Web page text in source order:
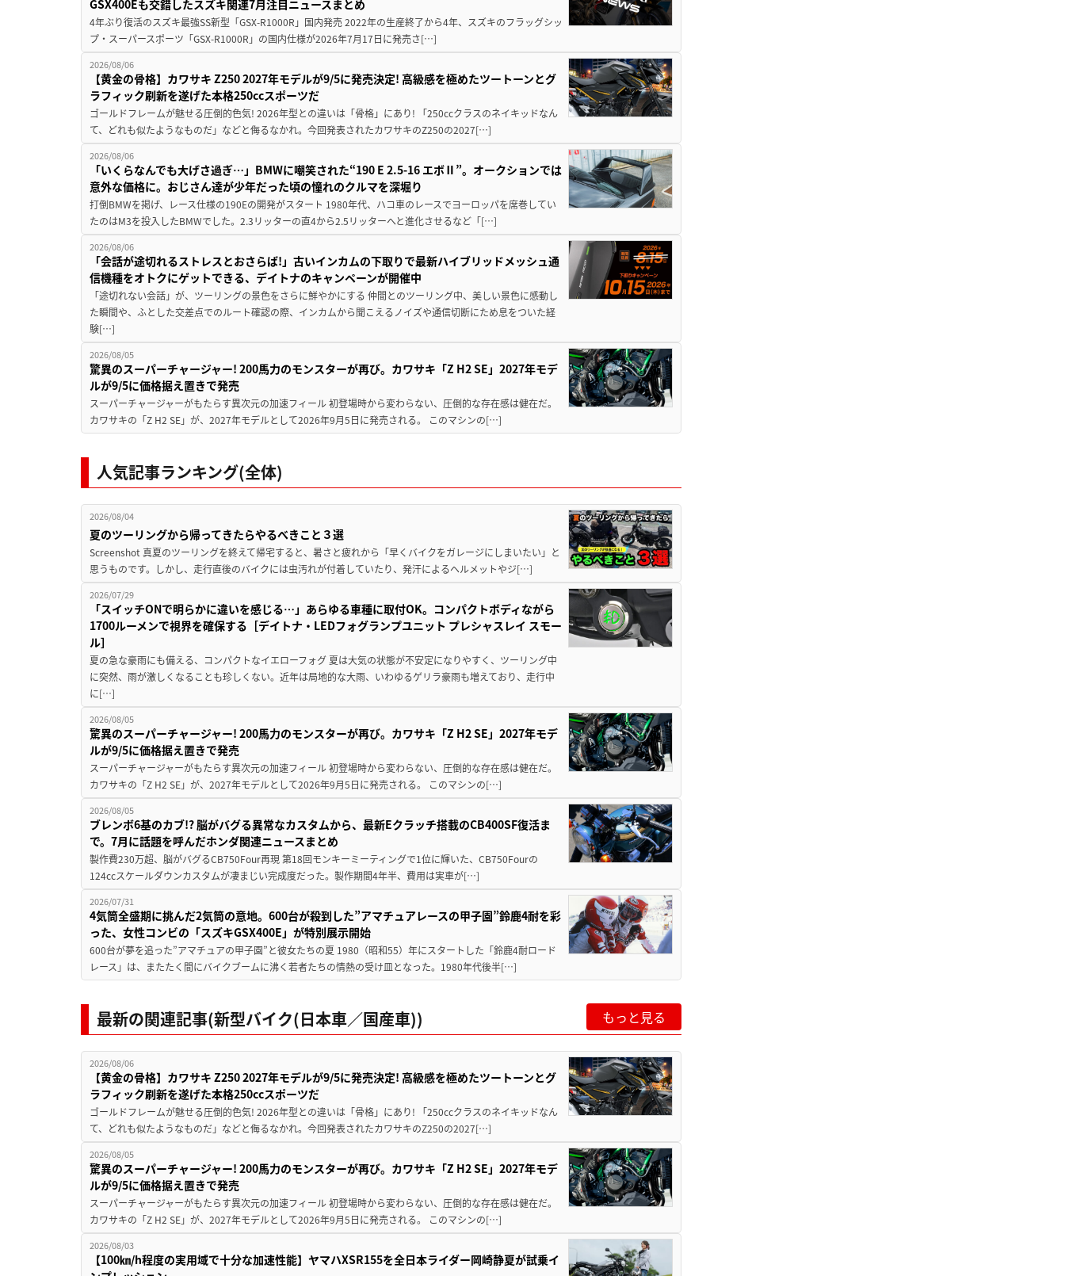
GSX400Eも交錯したスズキ関連7月注目ニュースまとめ
4年ぶり復活のスズキ最強SS新型「GSX-R1000R」国内発売 2022年の生産終了から4年、スズキのフラッグシッ
プ・スーパースポーツ「GSX-R1000R」の国内仕様が2026年7月17日に発売さ[…]
2026/08/06
【黄金の骨格】カワサキ Z250 2027年モデルが9/5に発売決定! 高級感を極めたツートーンとグ
ラフィック刷新を遂げた本格250ccスポーツだ
ゴールドフレームが魅せる圧倒的色気! 2026年型との違いは「骨格」にあり! 「250ccクラスのネイキッドなん
て、どれも似たようなものだ」などと侮るなかれ。今回発表されたカワサキのZ250の2027[…]
2026/08/06
「いくらなんでも大げさ過ぎ…」BMWに嘲笑された“190 E 2.5-16 エボⅡ”。オークションでは
意外な価格に。おじさん達が少年だった頃の憧れのクルマを深堀り
打倒BMWを掲げ、レース仕様の190Eの開発がスタート 1980年代、ハコ車のレースでヨーロッパを席巻してい
たのはM3を投入したBMWでした。2.3リッターの直4から2.5リッターへと進化させるなど「[…]
2026/08/06
「会話が途切れるストレスとおさらば!」古いインカムの下取りで最新ハイブリッドメッシュ通
信機種をオトクにゲットできる、デイトナのキャンペーンが開催中
「途切れない会話」が、ツーリングの景色をさらに鮮やかにする 仲間とのツーリング中、美しい景色に感動し
た瞬間や、ふとした交差点でのルート確認の際、インカムから聞こえるノイズや通信切断にため息をついた経
験[…]
2026/08/05
驚異のスーパーチャージャー! 200馬力のモンスターが再び。カワサキ「Z H2 SE」2027年モデ
ルが9/5に価格据え置きで発売
スーパーチャージャーがもたらす異次元の加速フィール 初登場時から変わらない、圧倒的な存在感は健在だ。
カワサキの「Z H2 SE」が、2027年モデルとして2026年9月5日に発売される。 このマシンの[…]
人気記事ランキング(全体)
2026/08/04
夏のツーリングから帰ってきたらやるべきこと３選
Screenshot 真夏のツーリングを終えて帰宅すると、暑さと疲れから「早くバイクをガレージにしまいたい」と
思うものです。しかし、走行直後のバイクには虫汚れが付着していたり、発汗によるヘルメットやジ[…]
2026/07/29
「スイッチONで明らかに違いを感じる…」あらゆる車種に取付OK。コンパクトボディながら
1700ルーメンで視界を確保する［デイトナ・LEDフォグランプユニット プレシャスレイ スモー
ル］
夏の急な豪雨にも備える、コンパクトなイエローフォグ 夏は大気の状態が不安定になりやすく、ツーリング中
に突然、雨が激しくなることも珍しくない。近年は局地的な大雨、いわゆるゲリラ豪雨も増えており、走行中
に[…]
2026/08/05
驚異のスーパーチャージャー! 200馬力のモンスターが再び。カワサキ「Z H2 SE」2027年モデ
ルが9/5に価格据え置きで発売
スーパーチャージャーがもたらす異次元の加速フィール 初登場時から変わらない、圧倒的な存在感は健在だ。
カワサキの「Z H2 SE」が、2027年モデルとして2026年9月5日に発売される。 このマシンの[…]
2026/08/05
ブレンボ6基のカブ!? 脳がバグる異常なカスタムから、最新Eクラッチ搭載のCB400SF復活ま
で。7月に話題を呼んだホンダ関連ニュースまとめ
製作費230万超、脳がバグるCB750Four再現 第18回モンキーミーティングで1位に輝いた、CB750Fourの
124ccスケールダウンカスタムが凄まじい完成度だった。製作期間4年半、費用は実車が[…]
2026/07/31
4気筒全盛期に挑んだ2気筒の意地。600台が殺到した”アマチュアレースの甲子園”鈴鹿4耐を彩
った、女性コンビの「スズキGSX400E」が特別展示開始
600台が夢を追った”アマチュアの甲子園”と彼女たちの夏 1980（昭和55）年にスタートした「鈴鹿4耐ロード
レース」は、またたく間にバイクブームに沸く若者たちの情熱の受け皿となった。1980年代後半[…]
最新の関連記事(新型バイク(日本車／国産車)) もっと見る
2026/08/06
【黄金の骨格】カワサキ Z250 2027年モデルが9/5に発売決定! 高級感を極めたツートーンとグ
ラフィック刷新を遂げた本格250ccスポーツだ
ゴールドフレームが魅せる圧倒的色気! 2026年型との違いは「骨格」にあり! 「250ccクラスのネイキッドなん
て、どれも似たようなものだ」などと侮るなかれ。今回発表されたカワサキのZ250の2027[…]
2026/08/05
驚異のスーパーチャージャー! 200馬力のモンスターが再び。カワサキ「Z H2 SE」2027年モデ
ルが9/5に価格据え置きで発売
スーパーチャージャーがもたらす異次元の加速フィール 初登場時から変わらない、圧倒的な存在感は健在だ。
カワサキの「Z H2 SE」が、2027年モデルとして2026年9月5日に発売される。 このマシンの[…]
2026/08/03
【100㎞/h程度の実用域で十分な加速性能】ヤマハXSR155を全日本ライダー岡崎静夏が試乗イ